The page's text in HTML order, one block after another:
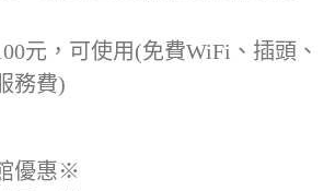
元，可使用(免費WiFi、插頭、
務費)
優惠※